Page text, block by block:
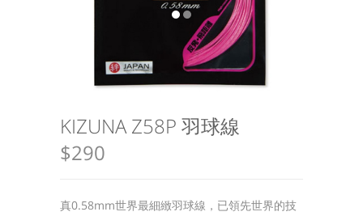
KIZUNA Z58P 羽球線
$290
真0.58mm世界最細緻羽球線，已領先世界的技